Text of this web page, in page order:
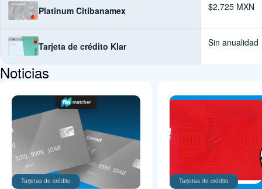
Platinum Citibanamex $2,725 MXN
Tarjeta de crédito Klar Sin anualidad
Noticias
Tarjetas de crédito Tarjetas de crédito